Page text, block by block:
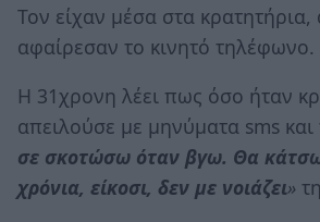
Τον είχαν μέσα στα
αφαίρεσαν το κινητό τηλέφωνο.
Η 31χρονη λέει πως όσο ήταν
απειλούσε με μηνύματα sms
σε σκοτώσω όταν βγω. Θα
χρόνια, είκοσι, δεν με νοιάζει»